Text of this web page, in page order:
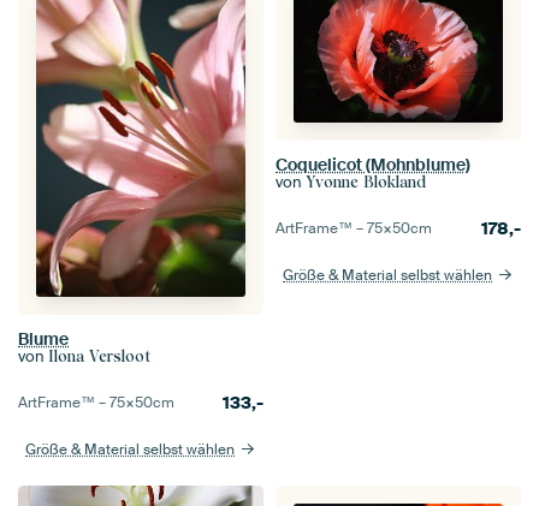
Blume
von Ilona Versloot
ArtFrame™ –75×50cm 133,-
Größe & Material selbst wählen
Coquelicot (Mohnblume)
von Yvonne Blokland
ArtFrame™ –75×50cm 178,-
Größe & Material selbst wählen